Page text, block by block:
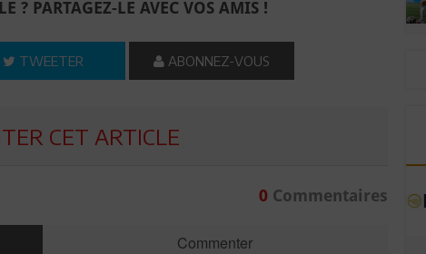
? PARTAGEZ-LE AVEC VOS AMIS !
TWEETER ABONNEZ-VOUS
CET ARTICLE
0Commentaires
Commenter